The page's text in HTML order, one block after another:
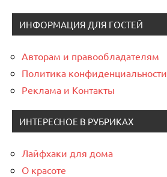
ИНФОРМАЦИЯ ДЛЯ ГОСТЕЙ
Авторам и правообладателям
Политика конфиденциальности
Реклама и Контакты
ИНТЕРЕСНОЕ В РУБРИКАХ
Лайфхаки для дома
О красоте